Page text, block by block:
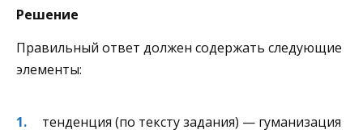
Решение
Правильный ответ должен содержать следующие
элементы:
тенденция (по тексту задания) — гуманизация